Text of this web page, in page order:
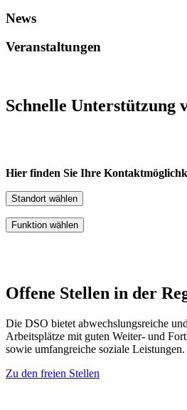
News
Veranstaltungen
Schnelle Unterstützung
Hier finden Sie Ihre
Standort wählen
Funktion wählen
​Offene Stellen in der
Die DSO bietet abwechslungsreiche
Arbeitsplätze mit guten Weiter- und
sowie umfangreiche soziale Leistungen.
Zu den freien Ste​llen